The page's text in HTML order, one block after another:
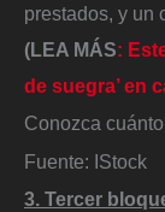
prestados, y un
(LEA MÁS:
de suegra’ en
Conozca
Fuente: IStock
3. Tercer